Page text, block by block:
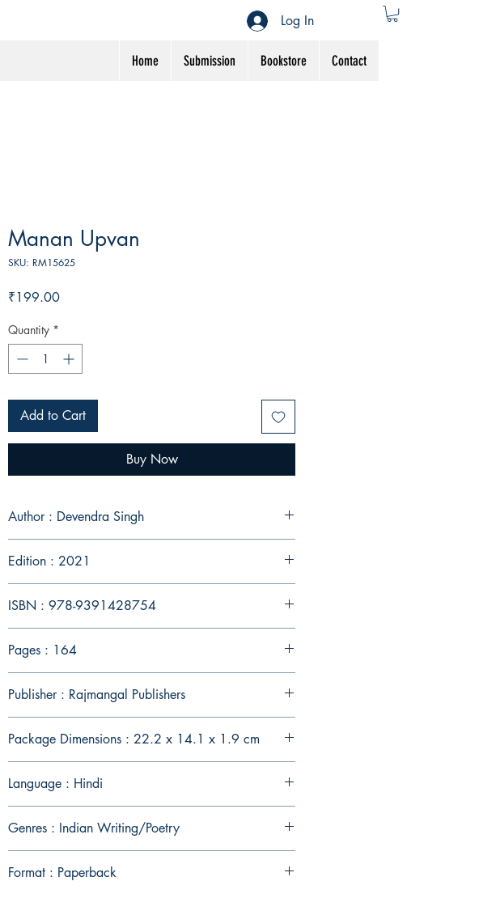
Home Submission Bookstore Contact
Log In
Manan Upvan
SKU: RM15625
₹199.00Price
Quantity *
Add to Cart
Buy Now
Author : Devendra Singh
Edition : 2021
ISBN : 978-9391428754
Pages : 164
Publisher : Rajmangal Publishers
Package Dimensions : 22.2 x 14.1 x 1.9 cm
Language : Hindi
Genres : Indian Writing/Poetry
Format : Paperback